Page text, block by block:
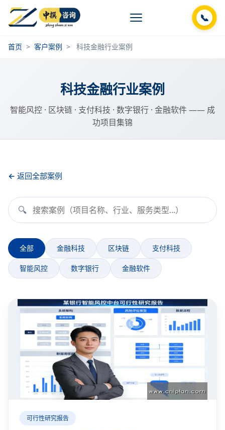
📞
首页 > 客户案例 > 科技金融行业案例
科技金融行业案例
智能风控 · 区块链 · 支付科技 · 数字银行 · 金融软件 —— 成
功项目集锦
返回全部案例
🔍
全部 金融科技 区块链 支付科技
智能风控 数字银行 金融软件
可行性研究报告